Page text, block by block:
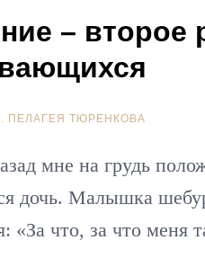
– второе
ПЕЛАГЕЯ ТЮРЕНКОВА
мне на грудь
дочь. Малышка
«За что, за что меня